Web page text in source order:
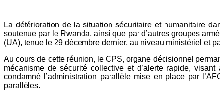
La détérioration de la situation sécuritaire et humanitaire
soutenue par le Rwanda, ainsi que par d’autres groupes
(UA), tenue le 29 décembre dernier, au niveau ministériel et
Au cours de cette réunion, le CPS, organe décisionnel
mécanisme de sécurité collective et d’alerte rapide,
condamné l’administration parallèle mise en place par
parallèles.